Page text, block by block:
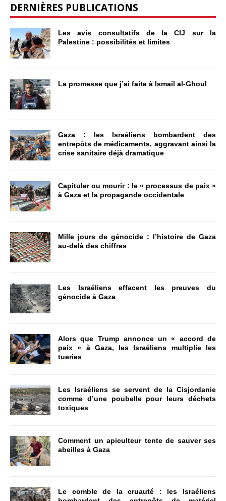
DERNIÈRES PUBLICATIONS
Les avis consultatifs de la CIJ sur la
Palestine : possibilités et limites
La promesse que j’ai faite à Ismail al-Ghoul
Gaza : les Israéliens bombardent des
entrepôts de médicaments, aggravant ainsi la
crise sanitaire déjà dramatique
Capituler ou mourir : le « processus de paix »
à Gaza et la propagande occidentale
Mille jours de génocide : l’histoire de Gaza
au-delà des chiffres
Les Israéliens effacent les preuves du
génocide à Gaza
Alors que Trump annonce un « accord de
paix » à Gaza, les Israéliens multiplie les
tueries
Les Israéliens se servent de la Cisjordanie
comme d’une poubelle pour leurs déchets
toxiques
Comment un apiculteur tente de sauver ses
abeilles à Gaza
Le comble de la cruauté : les Israéliens